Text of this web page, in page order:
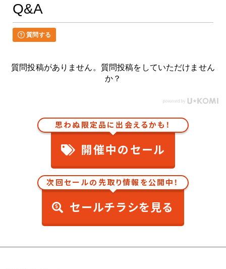
Q&A
質問する
質問投稿がありません。質問投稿をしていただけません
か？
思わぬ限定品に出会えるかも！
開催中のセール
次回セールの先取り情報を公開中！
セールチラシを見る